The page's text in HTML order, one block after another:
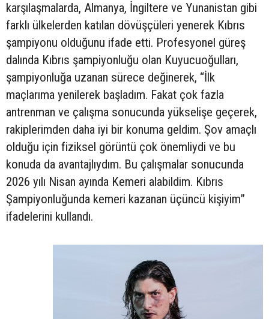
karşılaşmalarda, Almanya, İngiltere ve Yunanistan gibi
farklı ülkelerden katılan dövüşçüleri yenerek Kıbrıs
şampiyonu olduğunu ifade etti. Profesyonel güreş
dalında Kıbrıs şampiyonluğu olan Kuyucuoğulları,
şampiyonluğa uzanan sürece değinerek, “İlk
maçlarıma yenilerek başladım. Fakat çok fazla
antrenman ve çalışma sonucunda yükselişe geçerek,
rakiplerimden daha iyi bir konuma geldim. Şov amaçlı
olduğu için fiziksel görüntü çok önemliydi ve bu
konuda da avantajlıydım. Bu çalışmalar sonucunda
2026 yılı Nisan ayında Kemeri alabildim. Kıbrıs
Şampiyonluğunda kemeri kazanan üçüncü kişiyim”
ifadelerini kullandı.